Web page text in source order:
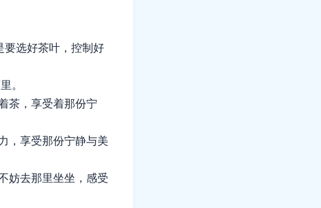
要选好茶叶，控制好
。
茶，享受着那份宁
，享受那份宁静与美
妨去那里坐坐，感受